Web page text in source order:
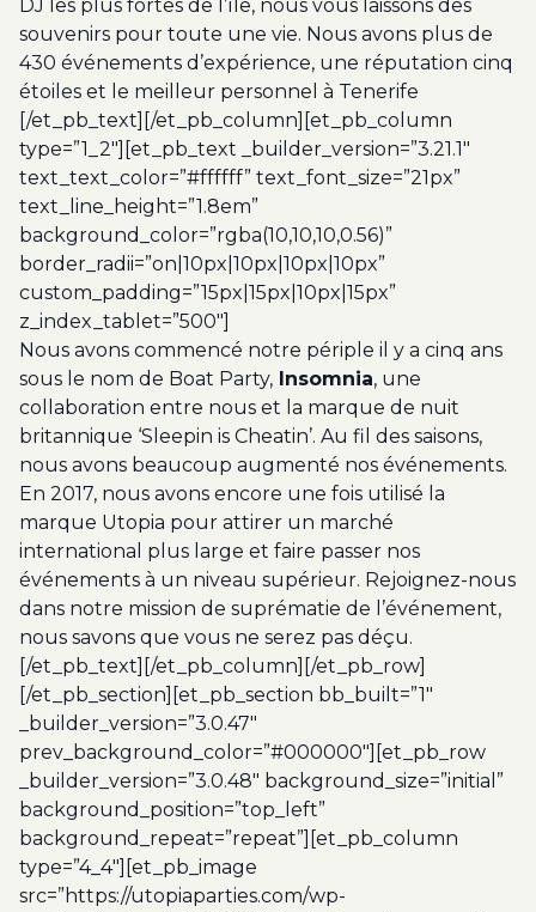
DJ les plus fortes de l’île, nous vous laissons des
souvenirs pour toute une vie. Nous avons plus de
430 événements d’expérience, une réputation cinq
étoiles et le meilleur personnel à Tenerife
[/et_pb_text][/et_pb_column][et_pb_column
type=”1_2″][et_pb_text _builder_version=”3.21.1″
text_text_color=”#ffffff” text_font_size=”21px”
text_line_height=”1.8em”
background_color=”rgba(10,10,10,0.56)”
border_radii=”on|10px|10px|10px|10px”
custom_padding=”15px|15px|10px|15px”
z_index_tablet=”500″]
Nous avons commencé notre périple il y a cinq ans
sous le nom de Boat Party, Insomnia, une
collaboration entre nous et la marque de nuit
britannique ‘Sleepin is Cheatin’. Au fil des saisons,
nous avons beaucoup augmenté nos événements.
En 2017, nous avons encore une fois utilisé la
marque Utopia pour attirer un marché
international plus large et faire passer nos
événements à un niveau supérieur. Rejoignez-nous
dans notre mission de suprématie de l’événement,
nous savons que vous ne serez pas déçu.
[/et_pb_text][/et_pb_column][/et_pb_row]
[/et_pb_section][et_pb_section bb_built=”1″
_builder_version=”3.0.47″
prev_background_color=”#000000″][et_pb_row
_builder_version=”3.0.48″ background_size=”initial”
background_position=”top_left”
background_repeat=”repeat”][et_pb_column
type=”4_4″][et_pb_image
src=”https://utopiaparties.com/wp-